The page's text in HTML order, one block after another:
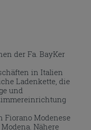
der Fa. BayKer
in Italien
Ladenkette, die
und
Modenese
Nähere